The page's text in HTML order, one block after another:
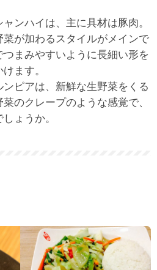
ンハイは、主に具材は豚肉。
が加わるスタイルがメインで
まみやすいように長細い形を
ます。
ピアは、新鮮な生野菜をくる
のクレープのような感覚で、
ょうか。